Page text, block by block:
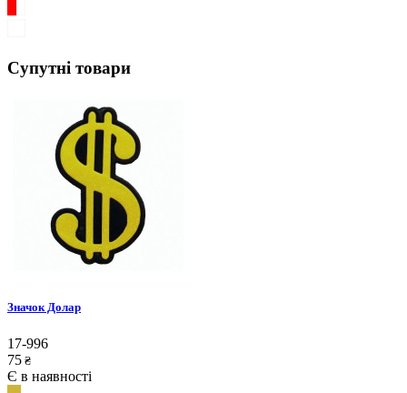
Супутні товари
Значок Долар
17-996
75 ₴
Є в наявності